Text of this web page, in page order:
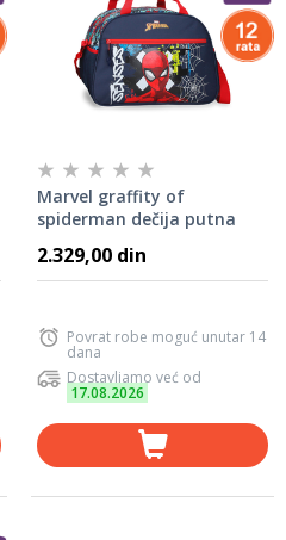
Marvel graffity of
spiderman dečija putna
2.329,00 din
Povrat robe moguć unutar 14
dana
Dostavljamo već od
17.08.2026